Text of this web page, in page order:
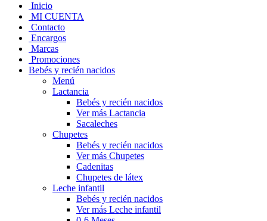
Inicio
MI CUENTA
Contacto
Encargos
Marcas
Promociones
Bebés y recién nacidos
Menú
Lactancia
Bebés y recién nacidos
Ver más Lactancia
Sacaleches
Chupetes
Bebés y recién nacidos
Ver más Chupetes
Cadenitas
Chupetes de látex
Leche infantil
Bebés y recién nacidos
Ver más Leche infantil